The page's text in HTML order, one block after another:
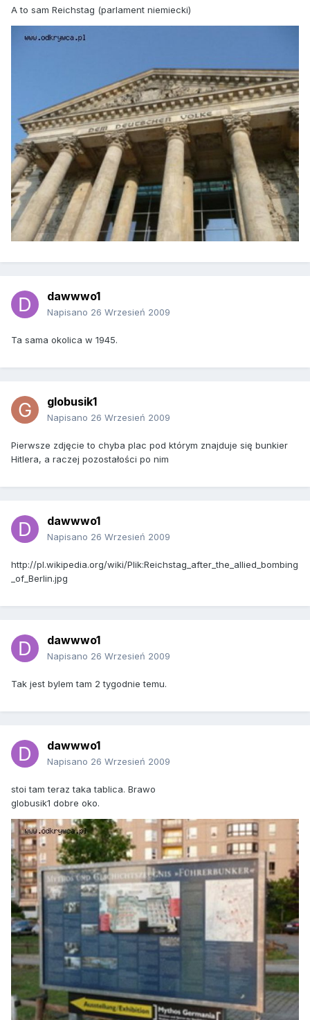
A to sam Reichstag (parlament niemiecki)
dawwwo1
Napisano 26 Wrzesień 2009
Ta sama okolica w 1945.
globusik1
Napisano 26 Wrzesień 2009
Pierwsze zdjęcie to chyba plac pod którym znajduje się bunkier
Hitlera, a raczej pozostałości po nim
dawwwo1
Napisano 26 Wrzesień 2009
http://pl.wikipedia.org/wiki/Plik:Reichstag_after_the_allied_bombing
_of_Berlin.jpg
dawwwo1
Napisano 26 Wrzesień 2009
Tak jest bylem tam 2 tygodnie temu.
dawwwo1
Napisano 26 Wrzesień 2009
stoi tam teraz taka tablica. Brawo
globusik1 dobre oko.